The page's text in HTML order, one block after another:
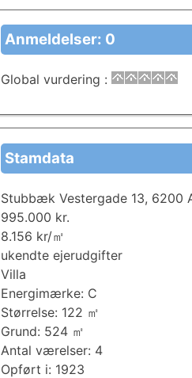
Anmeldelser: 0
Global vurdering :
Stamdata
Stubbæk Vestergade 13, 6200
995.000 kr.
8.156 kr/㎡
ukendte ejerudgifter
Villa
Energimærke: C
Størrelse: 122 ㎡
Grund: 524 ㎡
Antal værelser: 4
Opført i: 1923